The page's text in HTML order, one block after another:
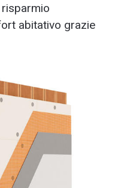
risparmio
abitativo grazie